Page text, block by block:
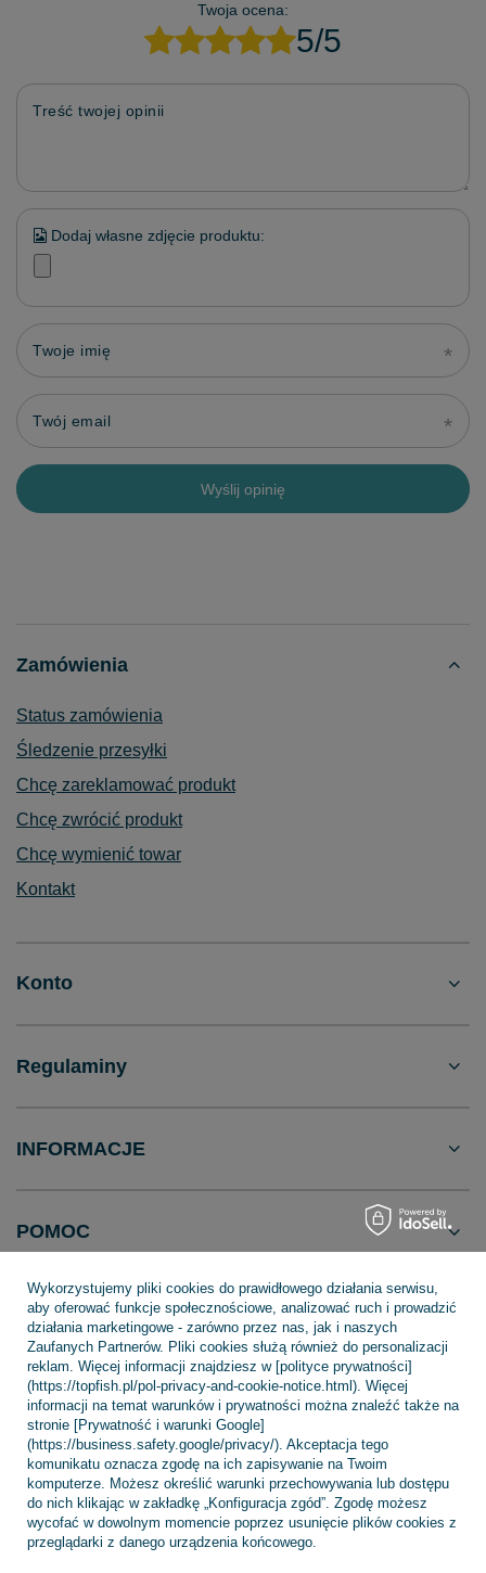
Twoja ocena:
5/5
Treść twojej opinii
Dodaj własne zdjęcie produktu:
Twoje imię
Twój email
Wyślij opinię
Zamówienia
Status zamówienia
Śledzenie przesyłki
Chcę zareklamować produkt
Chcę zwrócić produkt
Chcę wymienić towar
Kontakt
Konto
Regulaminy
INFORMACJE
POMOC
+48 695 775 577 kontakt@topfish.pl
TopFish Sp. z o.o. Sp.k,Klasztorna 38 ,83-400Kościerzyna
W sklepie prezentujemy ceny brutto (z VAT).
Wykorzystujemy pliki cookies do prawidłowego działania serwisu,
aby oferować funkcje społecznościowe, analizować ruch i prowadzić
działania marketingowe - zarówno przez nas, jak i naszych
Zaufanych Partnerów. Pliki cookies służą również do personalizacji
reklam. Więcej informacji znajdziesz w [polityce prywatności]
(https://topfish.pl/pol-privacy-and-cookie-notice.html). Więcej
informacji na temat warunków i prywatności można znaleźć także na
stronie [Prywatność i warunki Google]
(https://business.safety.google/privacy/). Akceptacja tego
komunikatu oznacza zgodę na ich zapisywanie na Twoim
komputerze. Możesz określić warunki przechowywania lub dostępu
do nich klikając w zakładkę „Konfiguracja zgód”. Zgodę możesz
wycofać w dowolnym momencie poprzez usunięcie plików cookies z
przeglądarki z danego urządzenia końcowego.